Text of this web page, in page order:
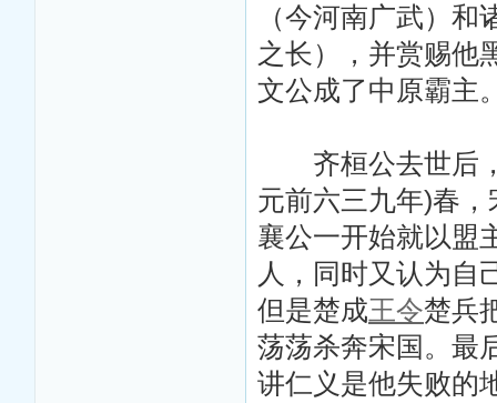
（今河南广武）
之长），并赏赐他
文公成了中原霸主
齐桓公去世后，
元前六三九年)春
襄公一开始就以盟
人，同时又认为自
但是楚成王令楚兵
荡荡杀奔宋国。最
讲仁义是他失败的